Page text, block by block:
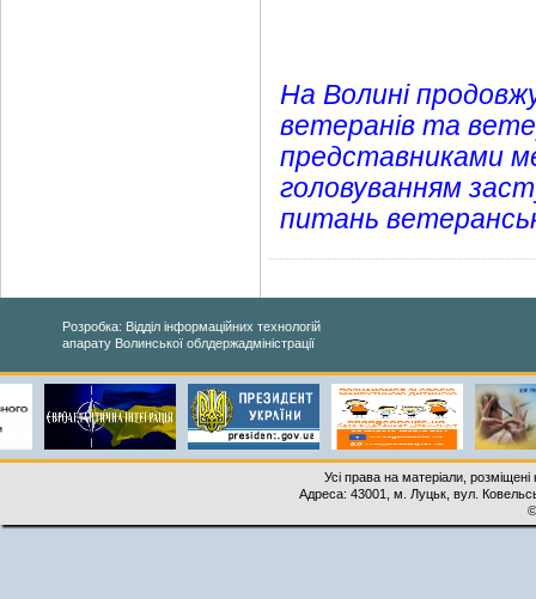
На Волині
ветеранів та
представниками
головуванням
питань
Розробка: Відділ інформаційних технологій
апарату Волинської облдержадміністрації
Усі права на матеріали,
Адреса: 43001, м. Луцьк, вул.